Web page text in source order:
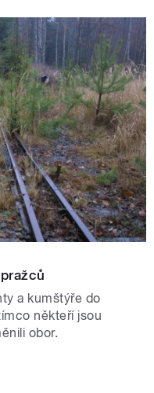
a kumštýře do
někteří jsou
obor.